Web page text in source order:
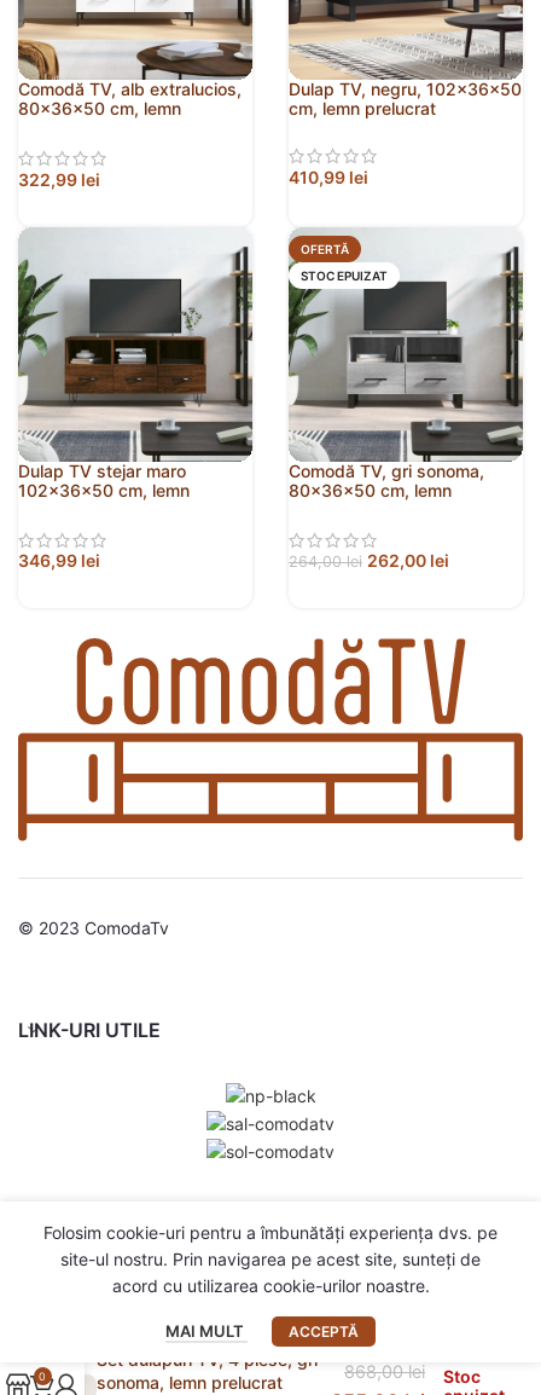
Comodă TV, alb extralucios,
80x36x50 cm, lemn
322,99 lei
Dulap TV, negru, 102x36x50
cm, lemn prelucrat
410,99 lei
Dulap TV stejar maro
102x36x50 cm, lemn
346,99 lei
OFERTĂ
STOC EPUIZAT
Comodă TV, gri sonoma,
80x36x50 cm, lemn
264,00lei 262,00 lei
© 2023 ComodaTv
LINK-URI UTILE
Folosim cookie-uri pentru a îmbunătăți experiența dvs. pe
site-ul nostru. Prin navigarea pe acest site, sunteți de
acord cu utilizarea cookie-urilor noastre.
MAI MULT ACCEPTĂ
Set dulapuri TV, 4 piese, gri
sonoma, lemn prelucrat
868,00lei
Stoc
0